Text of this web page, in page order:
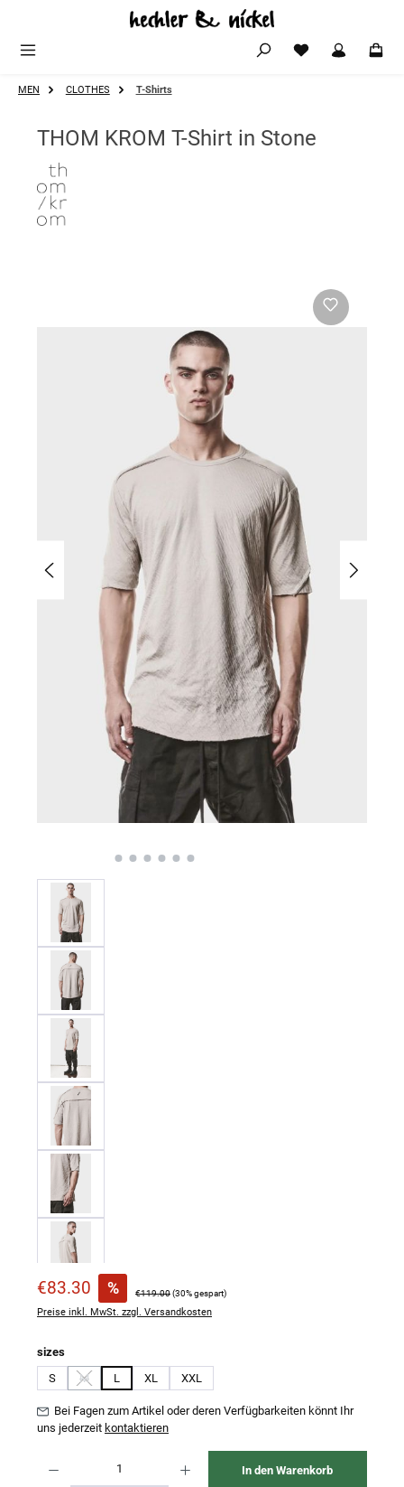
Zum Hauptinhalt springen
MEN CLOTHES T-Shirts
THOM KROM T-Shirt in Stone
Verkaufspreis:
€83.30 % Regulärer Preis:
€119.00(30% gespart)
Preise inkl. MwSt. zzgl. Versandkosten
sizesauswählen
S
M
(Diese Option ist zurzeit nicht verfügbar.)
L XL XXL
Bei Fagen zum Artikel oder deren Verfügbarkeiten könnt Ihr
uns jederzeit kontaktieren
In den Warenkorb